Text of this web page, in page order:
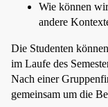
Wie können
andere
Die Studenten
im Laufe des
Nach einer
gemeinsam um die